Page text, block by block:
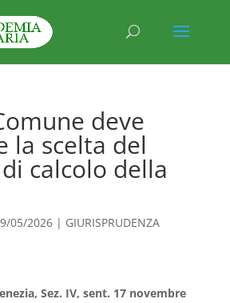
deve
la scelta del
calcolo della
05/2026| GIURISPRUDENZA
Sez. IV, sent. 17 novembre